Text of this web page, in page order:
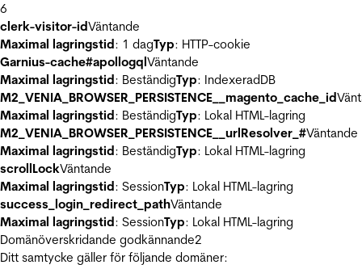
6
clerk-visitor-idVäntande
Maximal lagringstid: 1 dagTyp: HTTP-cookie
Garnius-cache#apollogqlVäntande
Maximal lagringstid: BeständigTyp: IndexeradDB
M2_VENIA_BROWSER_PERSISTENCE__magento_cache_id
Maximal lagringstid: BeständigTyp: Lokal HTML-lagring
M2_VENIA_BROWSER_PERSISTENCE__urlResolver_#Väntande
Maximal lagringstid: BeständigTyp: Lokal HTML-lagring
scrollLockVäntande
Maximal lagringstid: SessionTyp: Lokal HTML-lagring
success_login_redirect_pathVäntande
Maximal lagringstid: SessionTyp: Lokal HTML-lagring
Domänöverskridande godkännande2
Ditt samtycke gäller för följande domäner: